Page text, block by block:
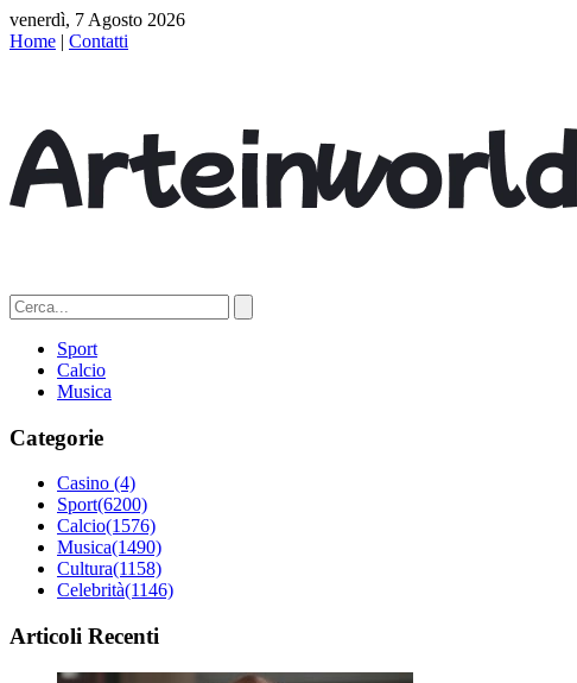
venerdì, 7 Agosto 2026
Home | Contatti
Sport
Calcio
Musica
Categorie
Casino (4)
Sport(6200)
Calcio(1576)
Musica(1490)
Cultura(1158)
Celebrità(1146)
Articoli Recenti